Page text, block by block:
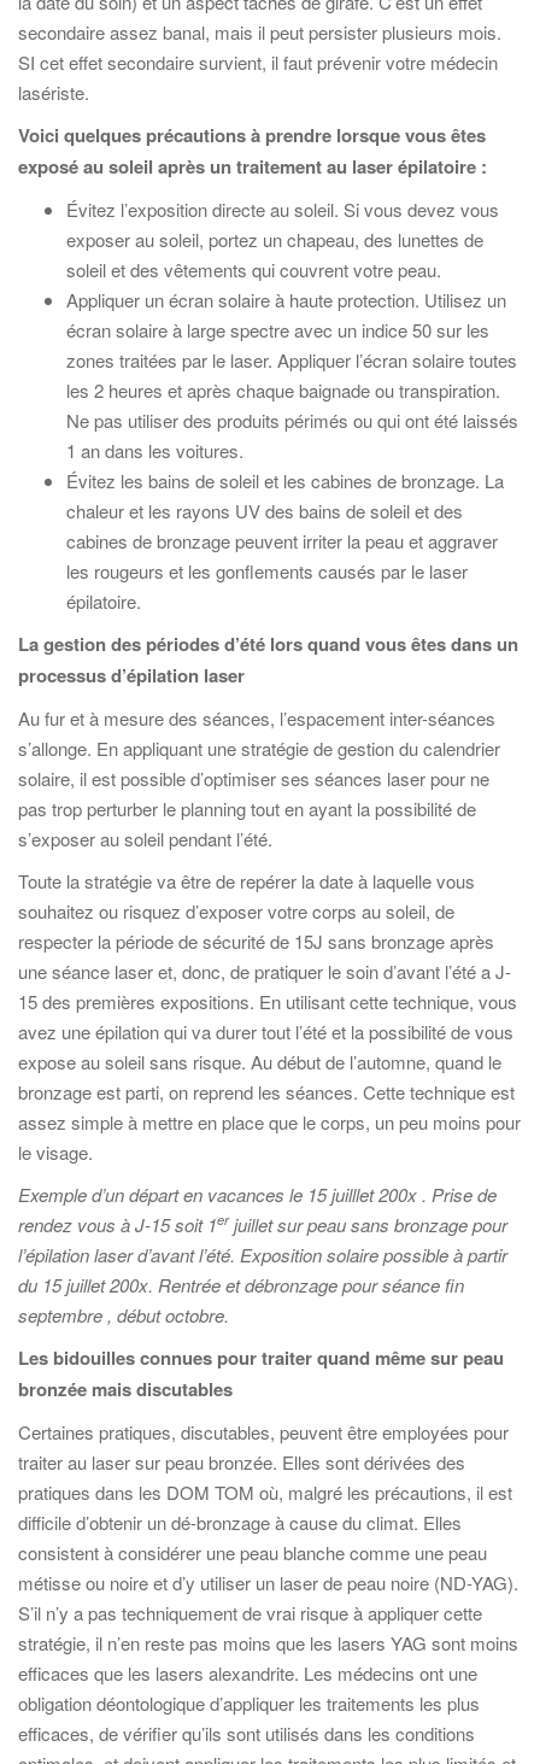
secondaire assez banal, mais il peut persister plusieurs mois.
SI cet effet secondaire survient, il faut prévenir votre médecin
lasériste.
Voici quelques précautions à prendre lorsque vous êtes
exposé au soleil après un traitement au laser épilatoire :
Évitez l’exposition directe au soleil. Si vous devez vous
exposer au soleil, portez un chapeau, des lunettes de
soleil et des vêtements qui couvrent votre peau.
Appliquer un écran solaire à haute protection. Utilisez un
écran solaire à large spectre avec un indice 50 sur les
zones traitées par le laser. Appliquer l’écran solaire toutes
les 2 heures et après chaque baignade ou transpiration.
Ne pas utiliser des produits périmés ou qui ont été laissés
1 an dans les voitures.
Évitez les bains de soleil et les cabines de bronzage. La
chaleur et les rayons UV des bains de soleil et des
cabines de bronzage peuvent irriter la peau et aggraver
les rougeurs et les gonflements causés par le laser
épilatoire.
La gestion des périodes d’été lors quand vous êtes dans un
processus d’épilation laser
Au fur et à mesure des séances, l’espacement inter-séances
s’allonge. En appliquant une stratégie de gestion du calendrier
solaire, il est possible d’optimiser ses séances laser pour ne
pas trop perturber le planning tout en ayant la possibilité de
s’exposer au soleil pendant l’été.
Toute la stratégie va être de repérer la date à laquelle vous
souhaitez ou risquez d’exposer votre corps au soleil, de
respecter la période de sécurité de 15J sans bronzage après
une séance laser et, donc, de pratiquer le soin d’avant l’été a J-
15 des premières expositions. En utilisant cette technique, vous
avez une épilation qui va durer tout l’été et la possibilité de vous
expose au soleil sans risque. Au début de l’automne, quand le
bronzage est parti, on reprend les séances. Cette technique est
assez simple à mettre en place que le corps, un peu moins pour
le visage.
Exemple d’un départ en vacances le 15 juilllet 200x . Prise de
rendez vous à J-15 soit 1erjuillet sur peau sans bronzage pour
l’épilation laser d’avant l’été. Exposition solaire possible à partir
du 15 juillet 200x. Rentrée et débronzage pour séance fin
septembre , début octobre.
Les bidouilles connues pour traiter quand même sur peau
bronzée mais discutables
Certaines pratiques, discutables, peuvent être employées pour
traiter au laser sur peau bronzée. Elles sont dérivées des
pratiques dans les DOM TOM où, malgré les précautions, il est
difficile d’obtenir un dé-bronzage à cause du climat. Elles
consistent à considérer une peau blanche comme une peau
métisse ou noire et d’y utiliser un laser de peau noire (ND-YAG).
S’il n’y a pas techniquement de vrai risque à appliquer cette
stratégie, il n’en reste pas moins que les lasers YAG sont moins
efficaces que les lasers alexandrite. Les médecins ont une
obligation déontologique d’appliquer les traitements les plus
efficaces, de vérifier qu’ils sont utilisés dans les conditions